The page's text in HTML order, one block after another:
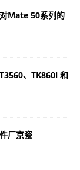
Mate 50系列的
、TK860i 和
厂京瓷